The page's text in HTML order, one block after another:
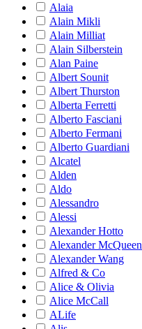
Alaia
Alain Mikli
Alain Milliat
Alain Silberstein
Alan Paine
Albert Sounit
Albert Thurston
Alberta Ferretti
Alberto Fasciani
Alberto Fermani
Alberto Guardiani
Alcatel
Alden
Aldo
Alessandro
Alessi
Alexander Hotto
Alexander McQueen
Alexander Wang
Alfred & Co
Alice & Olivia
Alice McCall
ALife